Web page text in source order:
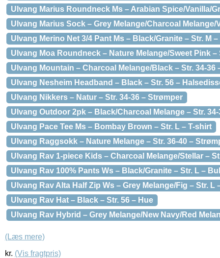
Ulvang Marius Roundneck Ms – Arabian Spice/Vanilla/
Ulvang Marius Sock – Grey Melange/Charcoal Melange/
Ulvang Merino Net 3/4 Pant Ms – Black/Granite – Str. M
Ulvang Moa Roundneck – Nature Melange/Sweet Pink –
Ulvang Mountain – Charcoal Melange/Black – Str. 34-36
Ulvang Nesheim Headband – Black – Str. 56 –
Ulvang Nikkers – Natur – Str. 34-36 – Strømper
Ulvang Outdoor 2pk – Black/Charcoal Melange – Str.
Ulvang Pace Tee Ms – Bombay Brown – Str. L – T-shirt
Ulvang Raggsokk – Nature Melange – Str. 36-40 –
Ulvang Rav 1-piece Kids – Charcoal Melange/Stellar –
Ulvang Rav 100% Pants Ws – Black/Granite – Str. L –
Ulvang Rav Alta Half Zip Ws – Grey Melange/Fig – Str. L
Ulvang Rav Hat – Black – Str. 56 – Hue
Ulvang Rav Hybrid – Grey Melange/New Navy/Red
(Læs mere)
kr. (Vis fragtpris)